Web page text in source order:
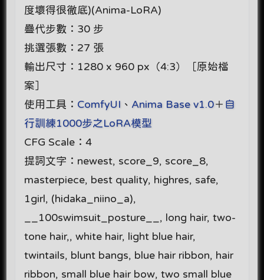
度壞得很徹底)(Anima-LoRA)
疊代步數：30 步
挑選張數：27 張
輸出尺寸：1280 x 960 px（4:3）［原始檔
案］
使用工具： ComfyUI 、 Anima Base v1.0＋ 自
行訓練1000步之LoRA模型
CFG Scale：4
提詞文字：newest, score_9, score_8,
masterpiece, best quality, highres, safe,
1girl, (hidaka_niino_a),
__100swimsuit_posture__, long hair, two-
tone hair,, white hair, light blue hair,
twintails, blunt bangs, blue hair ribbon, hair
ribbon, small blue hair bow, two small blue